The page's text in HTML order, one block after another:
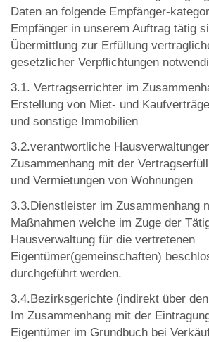
Daten an folgende Empfänger-
Empfänger in unserem Auftrag tätig
Übermittlung zur Erfüllung
gesetzlicher Verpflichtungen
3.1. Vertragserrichter im
Erstellung von Miet- und
und sonstige Immobilien
3.2.verantwortliche
Zusammenhang mit der
und Vermietungen von Wohnungen
3.3.Dienstleister im Zusammenhang
Maßnahmen welche im Zuge der
Hausverwaltung für die vertretenen
Eigentümer(gemeinschaften)
durchgeführt werden.
3.4.Bezirksgerichte (indirekt über
Im Zusammenhang mit der
Eigentümer im Grundbuch bei